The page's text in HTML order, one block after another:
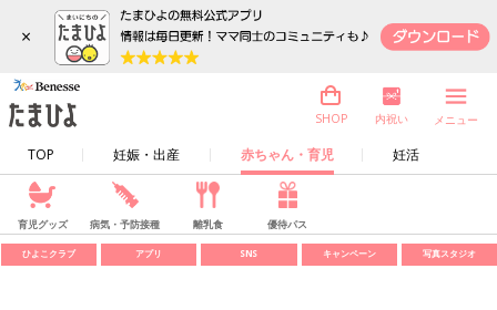
×
TOP 妊娠・出産 赤ちゃん・育児 妊活
SHOP 内祝い メニュー
育児グッズ 病気・予防接種 離乳食 優待パス
ひよこクラブ アプリ SNS キャンペーン 写真スタジオ